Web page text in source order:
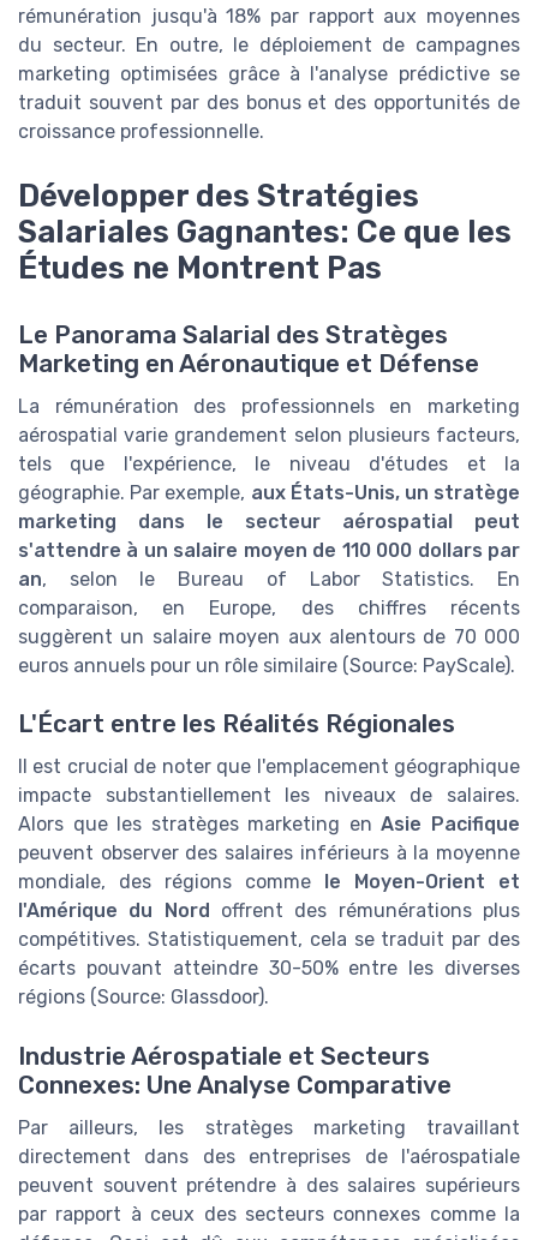
rémunération jusqu'à 18% par rapport aux moyennes
du secteur. En outre, le déploiement de campagnes
marketing optimisées grâce à l'analyse prédictive se
traduit souvent par des bonus et des opportunités de
croissance professionnelle.
Développer des Stratégies
Salariales Gagnantes: Ce que les
Études ne Montrent Pas
Le Panorama Salarial des Stratèges
Marketing en Aéronautique et Défense
La rémunération des professionnels en marketing
aérospatial varie grandement selon plusieurs facteurs,
tels que l'expérience, le niveau d'études et la
géographie. Par exemple, aux États-Unis, un stratège
marketing dans le secteur aérospatial peut
s'attendre à un salaire moyen de 110 000 dollars par
an, selon le Bureau of Labor Statistics. En
comparaison, en Europe, des chiffres récents
suggèrent un salaire moyen aux alentours de 70 000
euros annuels pour un rôle similaire (Source: PayScale).
L'Écart entre les Réalités Régionales
Il est crucial de noter que l'emplacement géographique
impacte substantiellement les niveaux de salaires.
Alors que les stratèges marketing enAsie Pacifique
peuvent observer des salaires inférieurs à la moyenne
mondiale, des régions comme
le Moyen-Orient et
l'Amérique du Nord
offrent des rémunérations plus
compétitives. Statistiquement, cela se traduit par des
écarts pouvant atteindre 30-50% entre les diverses
régions (Source: Glassdoor).
Industrie Aérospatiale et Secteurs
Connexes: Une Analyse Comparative
Par ailleurs, les stratèges marketing travaillant
directement dans des entreprises de l'aérospatiale
peuvent souvent prétendre à des salaires supérieurs
par rapport à ceux des secteurs connexes comme la